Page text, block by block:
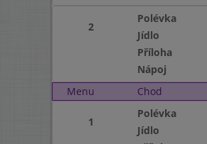
2
Polévka
Jídlo
Příloha
Nápoj
Menu
Chod
1
Polévka
Jídlo